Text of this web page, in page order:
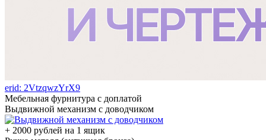
erid: 2VtzqwzYrX9
Мебельная фурнитура с доплатой
Выдвижной механизм с доводчиком
+ 2000 рублей на 1 ящик